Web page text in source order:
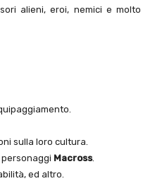
alieni, eroi, nemici e molto
sulla loro cultura.
Macross.
ed altro.